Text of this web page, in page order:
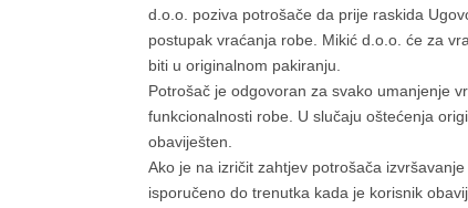
d.o.o. poziva potrošače da prije raskida
postupak vraćanja robe. Mikić d.o.o. će za
biti u originalnom pakiranju.
Potrošač je odgovoran za svako umanjenje
funkcionalnosti robe. U slučaju oštećenja
obaviješten.
Ako je na izričit zahtjev potrošača
isporučeno do trenutka kada je korisnik